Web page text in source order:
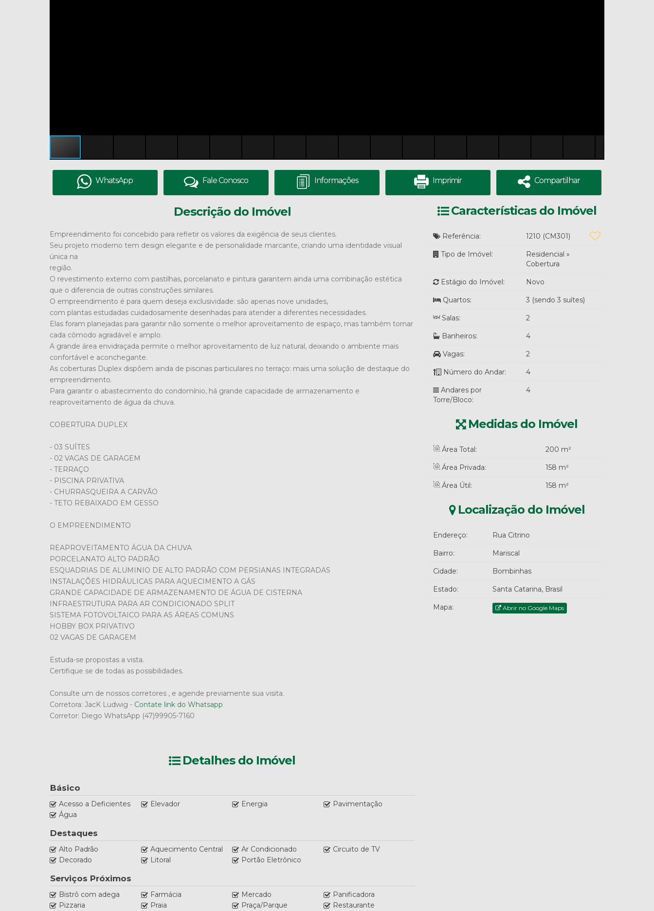
WhatsApp Fale Conosco Informações Imprimir Compartilhar
Descrição do Imóvel
Empreendimento foi concebido para refletir os valores da exigência de seus clientes.
Seu projeto moderno tem design elegante e de personalidade marcante, criando uma identidade visual
única na
região.
O revestimento externo com pastilhas, porcelanato e pintura garantem ainda uma combinação estética
que o diferencia de outras construções similares.
O empreendimento é para quem deseja exclusividade: são apenas nove unidades,
com plantas estudadas cuidadosamente desenhadas para atender a diferentes necessidades.
Elas foram planejadas para garantir não somente o melhor aproveitamento de espaço, mas também tornar
cada cômodo agradável e amplo.
A grande área envidraçada permite o melhor aproveitamento de luz natural, deixando o ambiente mais
confortável e aconchegante.
As coberturas Duplex dispõem ainda de piscinas particulares no terraço: mais uma solução de destaque do
empreendimento.
Para garantir o abastecimento do condomínio, há grande capacidade de armazenamento e
reaproveitamento de água da chuva.
COBERTURA DUPLEX
- 03 SUÍTES
- 02 VAGAS DE GARAGEM
- TERRAÇO
- PISCINA PRIVATIVA
- CHURRASQUEIRA A CARVÃO
- TETO REBAIXADO EM GESSO
O EMPREENDIMENTO
REAPROVEITAMENTO ÁGUA DA CHUVA
PORCELANATO ALTO PADRÃO
ESQUADRIAS DE ALUMINIO DE ALTO PADRÃO COM PERSIANAS INTEGRADAS
INSTALAÇÕES HIDRÁULICAS PARA AQUECIMENTO A GÁS
GRANDE CAPACIDADE DE ARMAZENAMENTO DE ÁGUA DE CISTERNA
INFRAESTRUTURA PARA AR CONDICIONADO SPLIT
SISTEMA FOTOVOLTAICO PARA AS ÁREAS COMUNS
HOBBY BOX PRIVATIVO
02 VAGAS DE GARAGEM
Estuda-se propostas a vista.
Certifique se de todas as possibilidades.
Consulte um de nossos corretores , e agende previamente sua visita.
Corretora: JacK Ludwig - Contate link do Whatsapp
Corretor: Diego WhatsApp (47)99905-7160
Detalhes do Imóvel
Básico
Acesso a Deficientes Elevador Energia
Pavimentação
Água
Destaques
Alto Padrão Aquecimento Central Ar Condicionado
Circuito de TV
Decorado
Litoral Portão Eletrônico
Serviços Próximos
Bistrô com adega Farmácia Mercado
Panificadora
Pizzaria
Praia Praça/Parque Restaurante
Características do Imóvel
Referência: 1210 (CM301)
Tipo de Imóvel: Residencial »
Cobertura
Estágio do Imóvel: Novo
Quartos: 3 (sendo 3 suítes)
Salas: 2
Banheiros: 4
Vagas: 2
Número do Andar: 4
Andares por
Torre/Bloco:
4
Medidas do Imóvel
Área Total: 200 m²
Área Privada: 158 m²
Área Útil: 158 m²
Localização do Imóvel
Endereço: Rua Citrino
Bairro: Mariscal
Cidade: Bombinhas
Estado: Santa Catarina, Brasil
Mapa: Abrir no Google Maps